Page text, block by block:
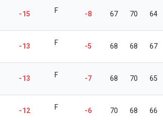
-15 F -8 67 70 64
-13 F -5 68 68 67
-13 F -7 68 70 65
-12 F -6 70 68 66